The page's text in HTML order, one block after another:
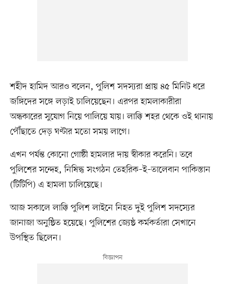
শহীদ হামিদ আরও বলেন, পুলিশ সদস্যরা প্রায় ৪৫ মিনিট ধরে
জঙ্গিদের সঙ্গে লড়াই চালিয়েছেন। এরপর হামলাকারীরা
অন্ধকারের সুযোগ নিয়ে পালিয়ে যায়। লাক্কি শহর থেকে ওই থানায়
পৌঁছাতে দেড় ঘণ্টার মতো সময় লাগে।
এখন পর্যন্ত কোনো গোষ্ঠী হামলার দায় স্বীকার করেনি। তবে
পুলিশের সন্দেহ, নিষিদ্ধ সংগঠন তেহরিক–ই–তালেবান পাকিস্তান
(টিটিপি) এ হামলা চালিয়েছে।
আজ সকালে লাক্কি পুলিশ লাইনে নিহত দুই পুলিশ সদস্যের
জানাজা অনুষ্ঠিত হয়েছে। পুলিশের জ্যেষ্ঠ কর্মকর্তারা সেখানে
উপস্থিত ছিলেন।